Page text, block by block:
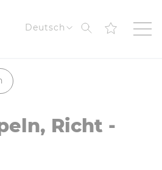
Deutsch Suche
Richt -